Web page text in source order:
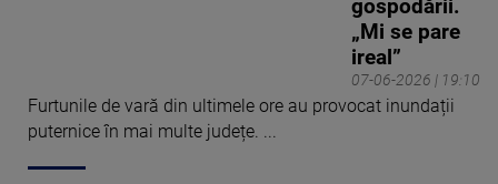
07-06-2026 | 19:10
gospodării.
„Mi se pare
ireal”
Furtunile de vară din ultimele ore au provocat inundații
puternice în mai multe județe. ...